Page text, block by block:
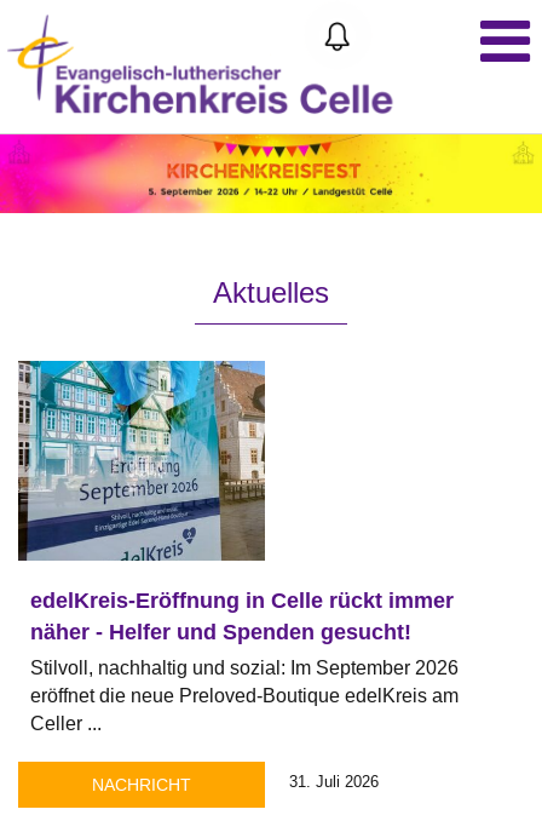
Aktuelles
edelKreis-Eröffnung in Celle rückt immer
näher - Helfer und Spenden gesucht!
Stilvoll, nachhaltig und sozial: Im September 2026
eröffnet die neue Preloved-Boutique edelKreis am
Celler ...
NACHRICHT 31. Juli 2026